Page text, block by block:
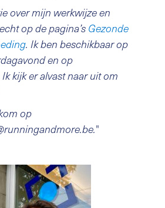
over mijn werkwijze en
op de pagina’s Gezonde
. Ik ben beschikbaar op
en op
kijk er alvast naar uit om
op
"